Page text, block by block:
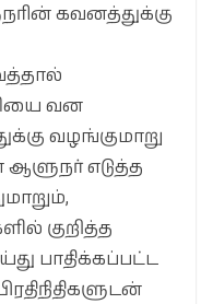
கவனத்துக்கு
வன
வழங்குமாறு
எடுத்த
குறித்த
பாதிக்கப்பட்ட